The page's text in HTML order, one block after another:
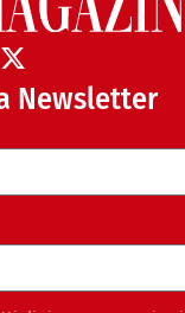
Newsletter